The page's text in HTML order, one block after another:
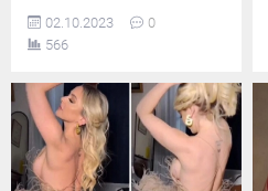
gerekçesiyle boşaltılan
hastanenin tahliye
Kartal'da paniğe yol açtı.
02.10.2023
0
566